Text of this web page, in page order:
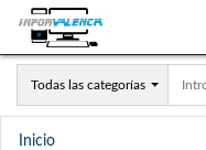
Todas las categorías
Inicio